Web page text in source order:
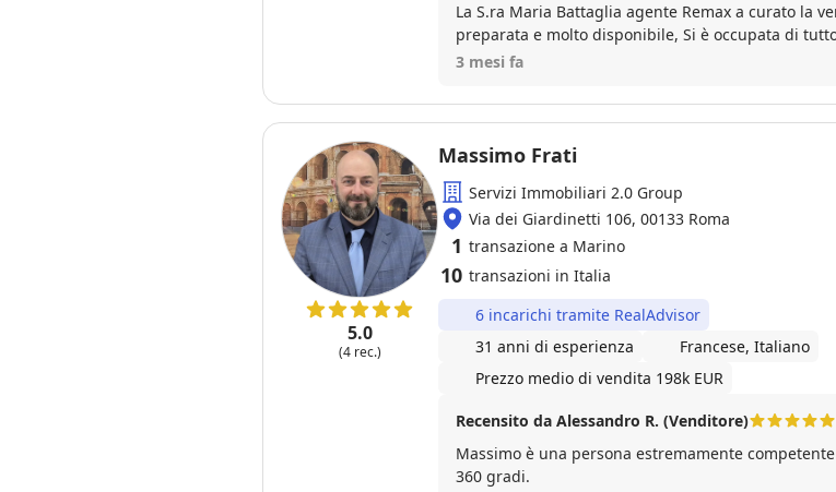
La S.ra Maria Battaglia agente Remax a curato la vendita della mia abitazione, è persona precisa
preparata e molto disponibile, Si è occupata di tutto con diligente professionalità, lo rifaremo
3 mesi fa
5.0
(4 rec.)
Massimo Frati
Servizi Immobiliari 2.0 Group
Via dei Giardinetti 106, 00133 Roma
1 transazione a Marino
10 transazioni in Italia
6 incarichi tramite RealAdvisor
31 anni di esperienza
Francese, Italiano
Prezzo medio di vendita 198k EUR
Recensito da Alessandro R. (Venditore)
Massimo è una persona estremamente competente affidabile e professionale. Con esperienza a
360 gradi.